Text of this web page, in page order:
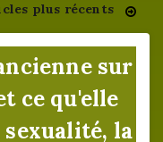
plus récents
sur
ce qu'elle
la